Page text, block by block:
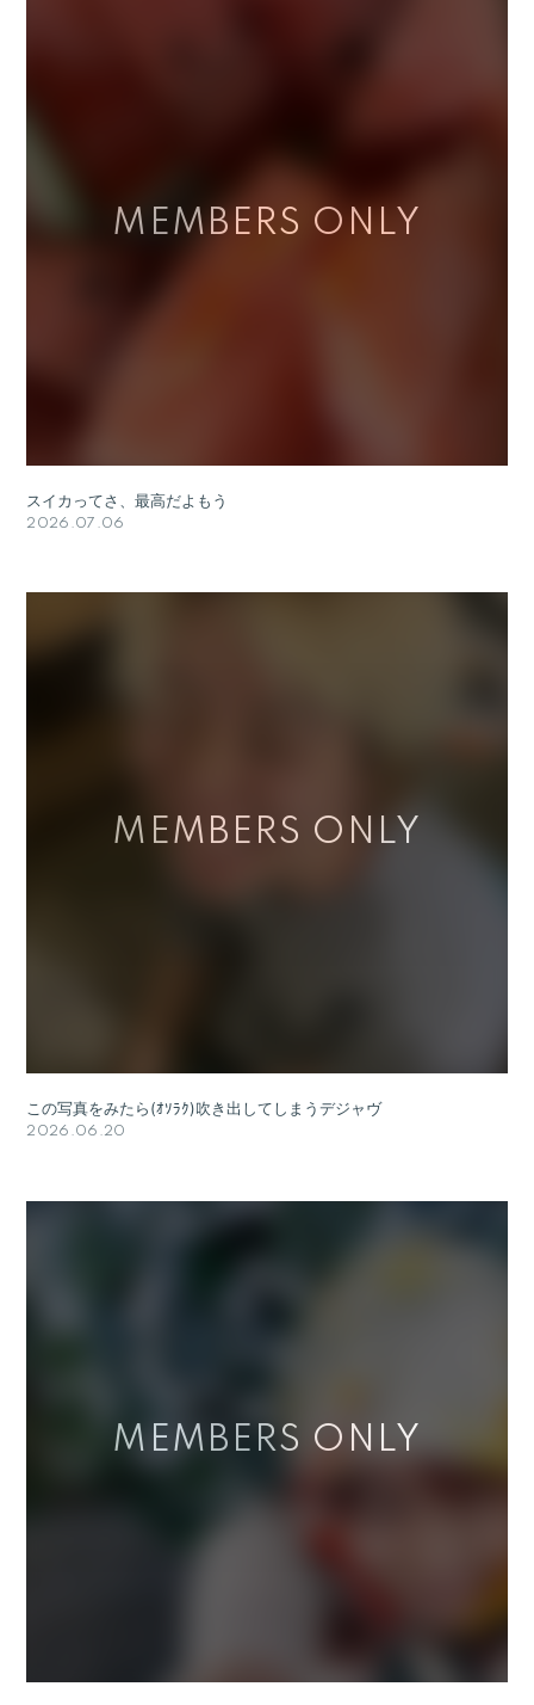
スイカってさ、最高だよもう
2026.07.06
この写真をみたら(ｵｿﾗｸ)吹き出してしまうデジャヴ
2026.06.20